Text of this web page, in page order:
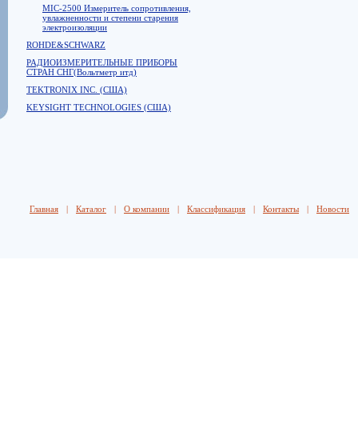
MIC-2500 Измеритель сопротивления,
увлажненности и степени старения
электроизоляции
ROHDE&SCHWARZ
РАДИОИЗМЕРИТЕЛЬНЫЕ ПРИБОРЫ
СТРАН СНГ(Вольтметр итд)
TEKTRONIX INC. (США)
KEYSIGHT TECHNOLOGIES (США)
Главная | Каталог | О компании | Классификация | Контакты | Новости